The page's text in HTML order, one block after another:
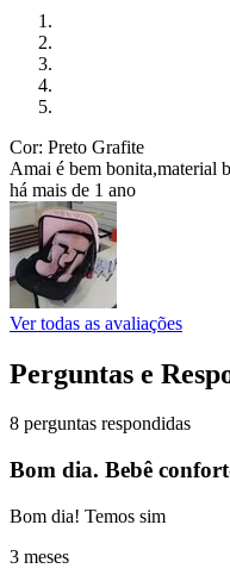
Cor: Preto Grafite
Amai é bem bonita,material
há mais de 1 ano
Ver todas as avaliações
Perguntas e
8 perguntas respondidas
Bom dia. Bebê
Bom dia! Temos sim
3 meses